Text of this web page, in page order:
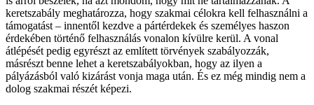
keretszabály meghatározza, hogy szakmai célokra kell felhasználni a
támogatást – innentől kezdve a pártérdekek és személyes haszon
érdekében történő felhasználás vonalon kívülre kerül. A vonal
átlépését pedig egyrészt az említett törvények szabályozzák,
másrészt benne lehet a keretszabályokban, hogy az ilyen a
pályázásból való kizárást vonja maga után. És ez még mindig nem a
dolog szakmai részét képezi.